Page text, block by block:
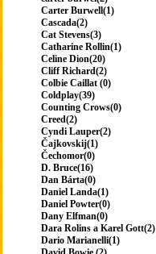
Carter Burwell(1)
Cascada(2)
Cat Stevens(3)
Catharine Rollin(1)
Celine Dion(20)
Cliff Richard(2)
Colbie Caillat (0)
Coldplay(39)
Counting Crows(0)
Creed(2)
Cyndi Lauper(2)
Čajkovskij(1)
Čechomor(0)
D. Bruce(16)
Dan Bárta(0)
Daniel Landa(1)
Daniel Powter(0)
Dany Elfman(0)
Dara Rolins a Karel Gott(2)
Dario Marianelli(1)